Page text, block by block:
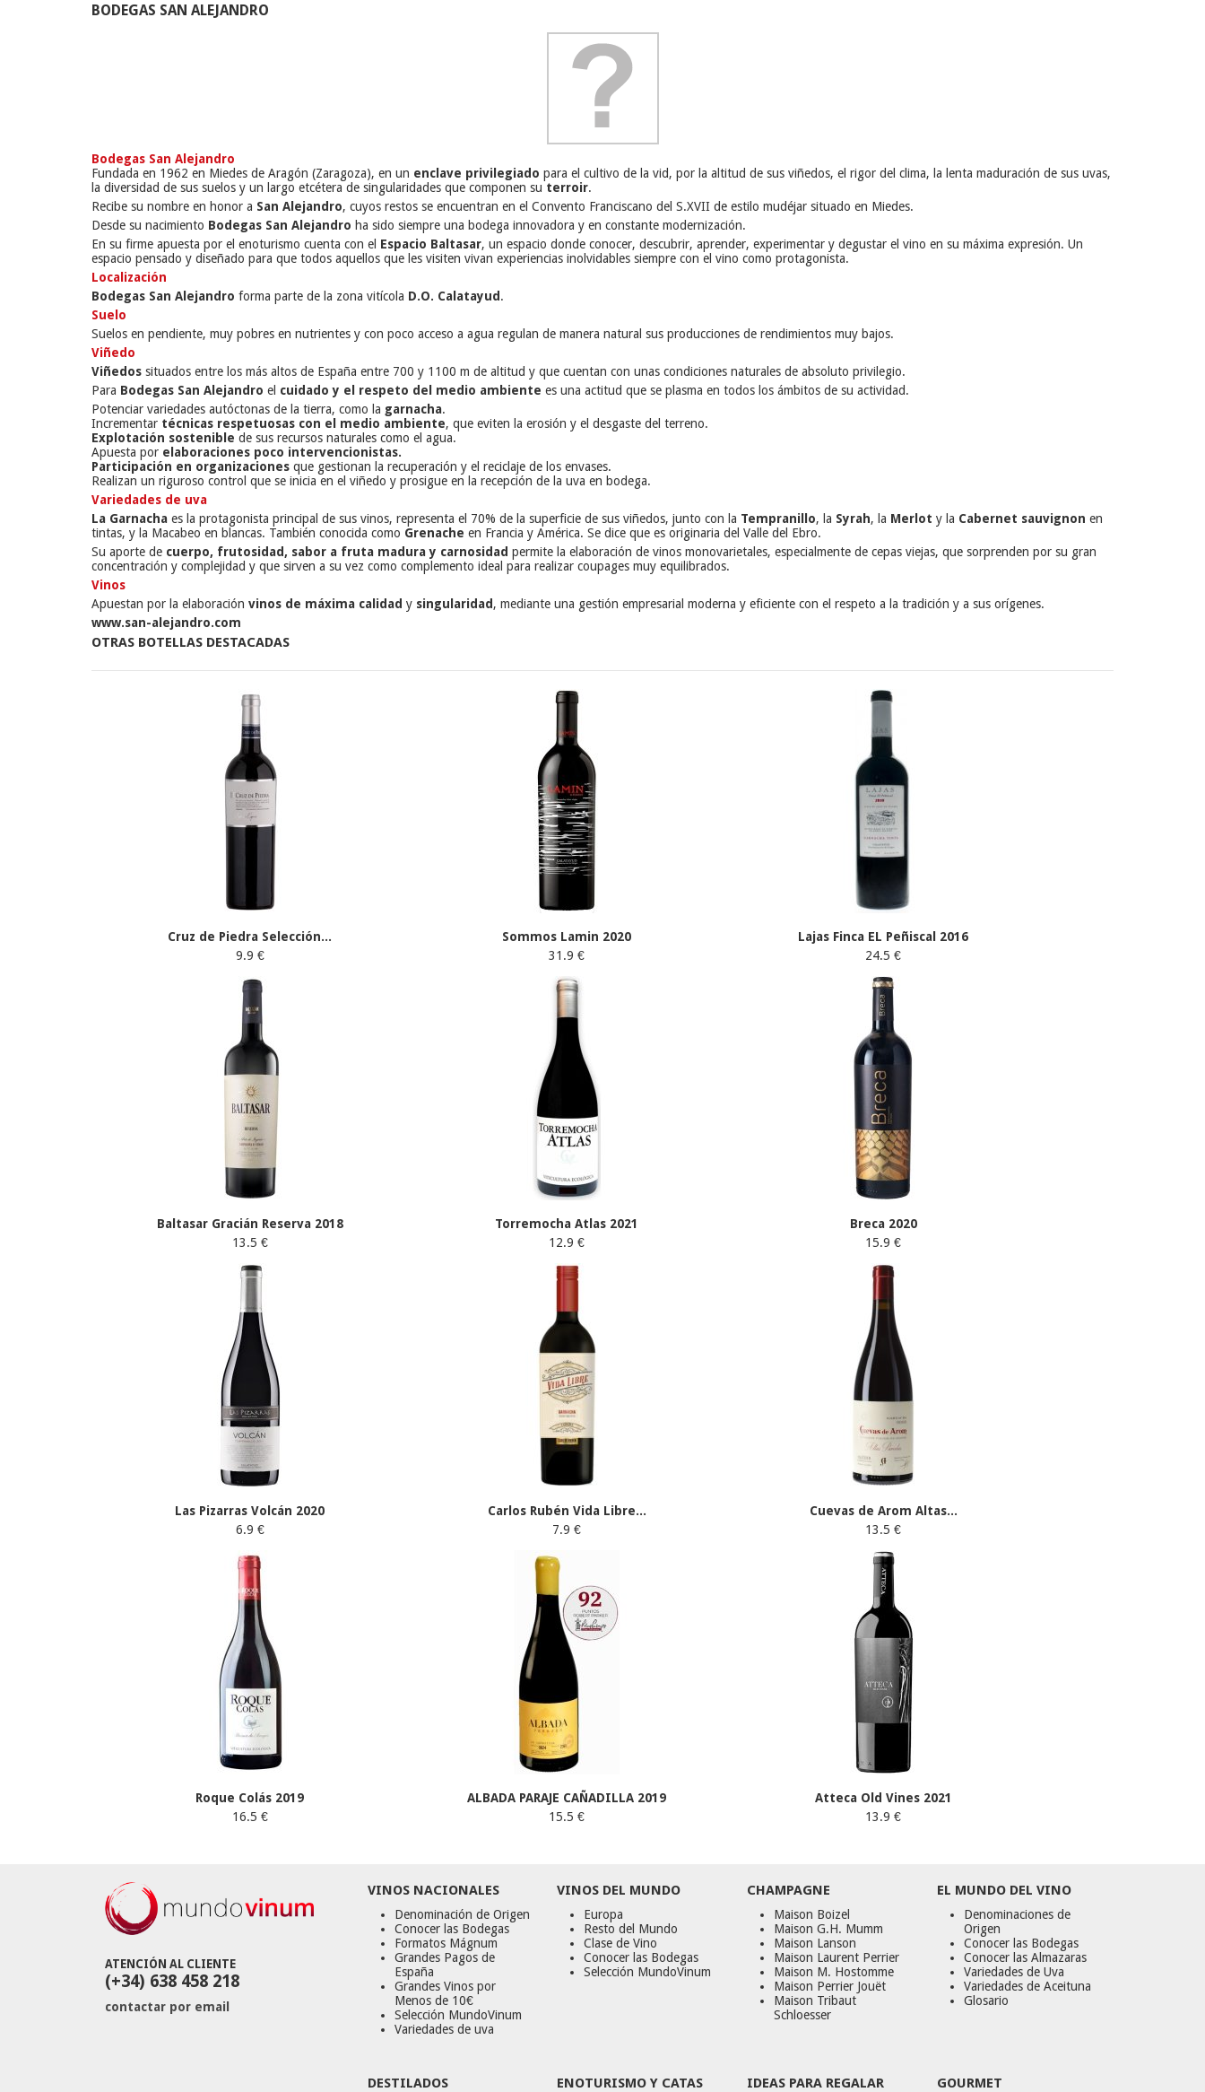
BODEGAS SAN ALEJANDRO
Bodegas San Alejandro
Fundada en 1962 en Miedes de Aragón (Zaragoza), en un enclave privilegiado para el cultivo de la vid, por la altitud de sus viñedos, el rigor del clima, la lenta maduración de sus uvas,
la diversidad de sus suelos y un largo etcétera de singularidades que componen su terroir.
Recibe su nombre en honor a San Alejandro, cuyos restos se encuentran en el Convento Franciscano del S.XVII de estilo mudéjar situado en Miedes.
Desde su nacimiento Bodegas San Alejandro ha sido siempre una bodega innovadora y en constante modernización.
En su firme apuesta por el enoturismo cuenta con el Espacio Baltasar, un espacio donde conocer, descubrir, aprender, experimentar y degustar el vino en su máxima expresión. Un
espacio pensado y diseñado para que todos aquellos que les visiten vivan experiencias inolvidables siempre con el vino como protagonista.
Localización
Bodegas San Alejandro forma parte de la zona vitícola D.O. Calatayud.
Suelo
Suelos en pendiente, muy pobres en nutrientes y con poco acceso a agua regulan de manera natural sus producciones de rendimientos muy bajos.
Viñedo
Viñedos situados entre los más altos de España entre 700 y 1100 m de altitud y que cuentan con unas condiciones naturales de absoluto privilegio.
Para Bodegas San Alejandro el cuidado y el respeto del medio ambiente es una actitud que se plasma en todos los ámbitos de su actividad.
Potenciar variedades autóctonas de la tierra, como la garnacha.
Incrementar técnicas respetuosas con el medio ambiente, que eviten la erosión y el desgaste del terreno.
Explotación sostenible de sus recursos naturales como el agua.
Apuesta por elaboraciones poco intervencionistas.
Participación en organizaciones que gestionan la recuperación y el reciclaje de los envases.
Realizan un riguroso control que se inicia en el viñedo y prosigue en la recepción de la uva en bodega.
Variedades de uva
La Garnacha es la protagonista principal de sus vinos, representa el 70% de la superficie de sus viñedos, junto con la Tempranillo, la Syrah, la Merlot y la Cabernet sauvignon en
tintas, y la Macabeo en blancas. También conocida como Grenache en Francia y América. Se dice que es originaria del Valle del Ebro.
Su aporte de cuerpo, frutosidad, sabor a fruta madura y carnosidad permite la elaboración de vinos monovarietales, especialmente de cepas viejas, que sorprenden por su gran
concentración y complejidad y que sirven a su vez como complemento ideal para realizar coupages muy equilibrados.
Vinos
Apuestan por la elaboración vinos de máxima calidad y singularidad, mediante una gestión empresarial moderna y eficiente con el respeto a la tradición y a sus orígenes.
www.san-alejandro.com
OTRAS BOTELLAS DESTACADAS
Cruz de Piedra Selección...
9.9 €
Sommos Lamin 2020
31.9 €
Lajas Finca EL Peñiscal 2016
24.5 €
Baltasar Gracián Reserva 2018
13.5 €
Torremocha Atlas 2021
12.9 €
Breca 2020
15.9 €
Las Pizarras Volcán 2020
6.9 €
Carlos Rubén Vida Libre...
7.9 €
Cuevas de Arom Altas...
13.5 €
Roque Colás 2019
16.5 €
ALBADA PARAJE CAÑADILLA 2019
15.5 €
Atteca Old Vines 2021
13.9 €
ATENCIÓN AL CLIENTE
(+34) 638 458 218
contactar por email
VINOS NACIONALES
Denominación de Origen
Conocer las Bodegas
Formatos Mágnum
Grandes Pagos de
España
Grandes Vinos por
Menos de 10€
Selección MundoVinum
Variedades de uva
VINOS DEL MUNDO
Europa
Resto del Mundo
Clase de Vino
Conocer las Bodegas
Selección MundoVinum
CHAMPAGNE
Maison Boizel
Maison G.H. Mumm
Maison Lanson
Maison Laurent Perrier
Maison M. Hostomme
Maison Perrier Jouët
Maison Tribaut
Schloesser
EL MUNDO DEL VINO
Denominaciones de
Origen
Conocer las Bodegas
Conocer las Almazaras
Variedades de Uva
Variedades de Aceituna
Glosario
DESTILADOS ENOTURISMO Y CATAS IDEAS PARA REGALAR GOURMET